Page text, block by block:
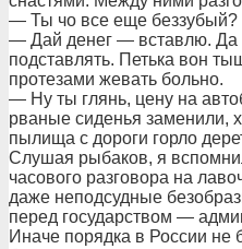
— Ты чо все еще беззубый?
— Дай денег — вставлю. Да
подставлять. Петька вон
протезами жевать больно.
— Ну ты глянь, цену на
рваные сиденья заменили,
пылища с дороги горло
Слушая рыбаков, я
часового разговора на
даже неподсудные
перед государством —
Иначе порядка в России не